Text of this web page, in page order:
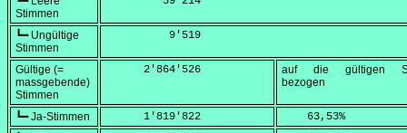
Stimmen
┗━ Ungültige
Stimmen
          9'519
Gültige (=
massgebende)
Stimmen
      2'864'526
auf die gültigen
bezogen
┗━ Ja-Stimmen
      1'819'822
    63,53
%